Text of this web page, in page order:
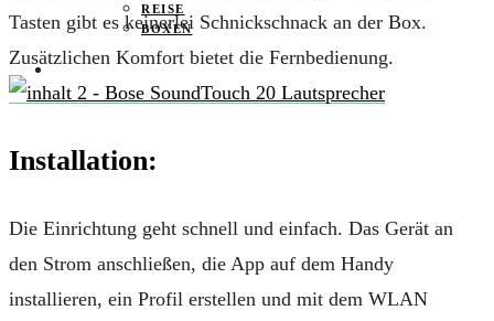
REISE
BOXEN
Tasten gibt es keinerlei Schnickschnack an der Box.
Zusätzlichen Komfort bietet die Fernbedienung.
Installation:
Die Einrichtung geht schnell und einfach. Das Gerät an
den Strom anschließen, die App auf dem Handy
installieren, ein Profil erstellen und mit dem WLAN